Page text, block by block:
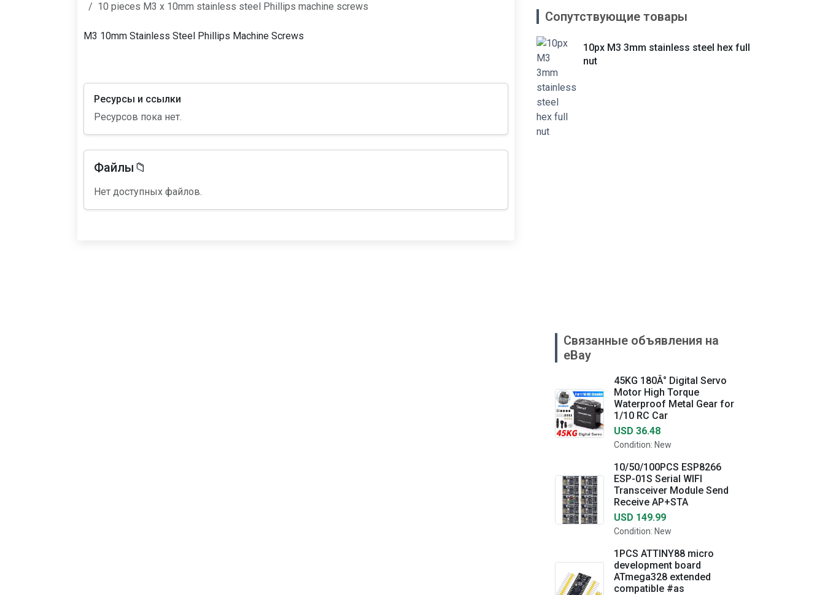
10 pieces M3 x 10mm stainless steel Phillips machine screws
M3 10mm Stainless Steel Phillips Machine Screws
Ресурсы и ссылки
Ресурсов пока нет.
Файлы📁
Нет доступных файлов.
Сопутствующие товары
10px M3 3mm stainless steel hex full
nut
Связанные объявления на
eBay
45KG 180Â° Digital Servo
Motor High Torque
Waterproof Metal Gear for
1/10 RC Car
USD 36.48
Condition: New
10/50/100PCS ESP8266
ESP-01S Serial WIFI
Transceiver Module Send
Receive AP+STA
USD 149.99
Condition: New
1PCS ATTINY88 micro
development board
ATmega328 extended
compatible #as